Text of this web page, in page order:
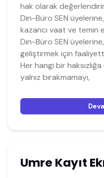
hak olarak
Din-Büro SEN
kazancı vaat ve temin
Din-Büro SEN
geliştirmek için
Her hangi bir
yalnız bırakmamayı,
Umre Kayıt